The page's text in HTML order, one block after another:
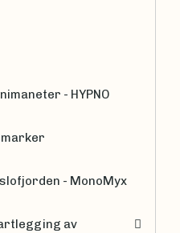
- HYPNO
- MonoMyx
av